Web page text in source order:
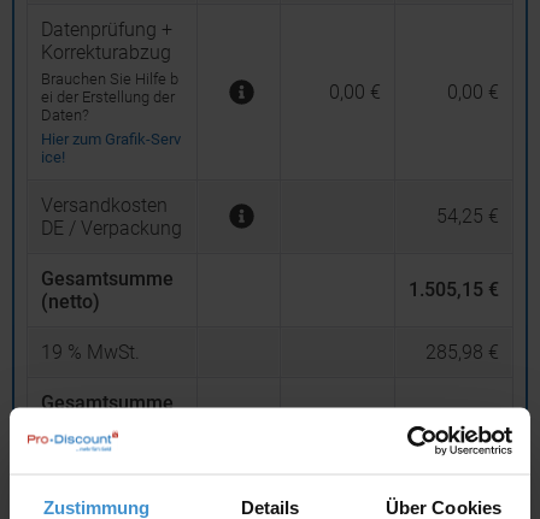
Zustimmung Details Über Cookies
Datenprüfung +
Korrekturabzug
Brauchen Sie Hilfe b
ei der Erstellung der
Daten?
Hier zum Grafik-Serv
ice!
0,00 € 0,00 €
Versandkosten
DE / Verpackung
54,25 €
Gesamtsumme
(netto)
1.505,15 €
19 % MwSt. 285,98 €
Gesamtsumme
inklusive 19 % MwSt.
1.791,13 €
netto Privatkunden brutto